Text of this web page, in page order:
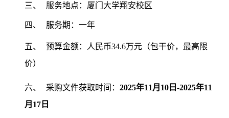
三、 服务地点：厦门大学翔安校区
四、 服务期： 一年
五、 预算金额：
人民币34.6万元（包干价，最高限
价）
六、 采购文件获取时间： 2025年11月10日-2025年11
月17日